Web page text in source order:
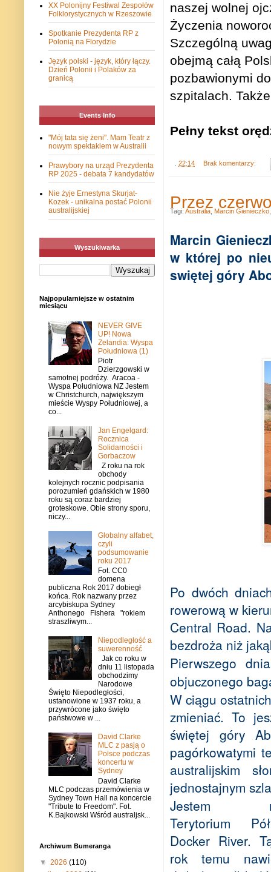
naszej wolnej
Życzenia
Szczególną
obejmą całą
pozbawionymi
szpitalach.
Pełny tekst
. 22:14 Brak komentarzy:
Przez
Marcin
w której po
swiętej góry
Po dwóch
rowerową w
Central Road.
bezdroża niż
Pierwszego
objuczonego
W ciągu
zmieniać. To
świętej góry
pagórkowatymi
australijskim
jednostajnym
Jestem
Terytorium
Docker River.
rok temu
Tagi: Australia Marcin Gienieczko
XX Polonijny Festiwal Zespołów
Folklorystycznych w Rzeszowie
Spotkanie Prezydenta RP z
Polonią na Florydzie
Język polski - język, który łączy.
Dzień Polonii i Polaków za
granicą
Events Info
"Mój tata się żeni". Mam Teatr z
nowym spektaklem w Australii
Prawybory na urząd Prezydenta
RP 2025 - debata 7 kandydatów
Nie żyje Ernestyna Skurjat-
Kozek - unikalna postać Polonii
australijskiej
Wyszukiwarka
Najpopularniejsze w ostatnim
miesiącu
NEVER GIVE
UP! Nowa
Zelandia: Wyspa
Południowa (1)
Piotr
Dzierzgowski w
samotnej podróży. Aracoa -
Wyspa Południowa NZ Jestem
w Christchurch, największym
mieście Wyspy Południowej, a
co...
Jan Engelgard:
Rocznica
Solidarności i
Gorbaczow
Z roku na rok
obchody
kolejnych rocznic podpisania
porozumień gdańskich w 1980
roku są coraz bardziej
groteskowe. Obie strony sporu,
niczy...
Globalny alfabet,
czyli
podsumowanie
roku 2017
Fot. CC0
domena
publiczna Rok 2017 dobiegł
końca. Rok nazwany przez
arcybiskupa Sydney
Anthonego Fishera "rokiem
straszliwym...
Niepodległość a
suwerenność
Jak co roku w
dniu 11 listopada
obchodzimy
Narodowe
Święto Niepodległości,
ustanowione w 1937 roku, a
przywrócone jako święto
państwowe w ...
David Clarke
MLC z pasją o
Polsce podczas
koncertu w
Sydney
David Clarke
MLC podczas przemówienia w
Sydney Town Hall na koncercie
"Tribute to Freedom". Fot.
K.Bajkowski Wśród australjsk...
Archiwum Bumeranga
▼ 2026 (110)